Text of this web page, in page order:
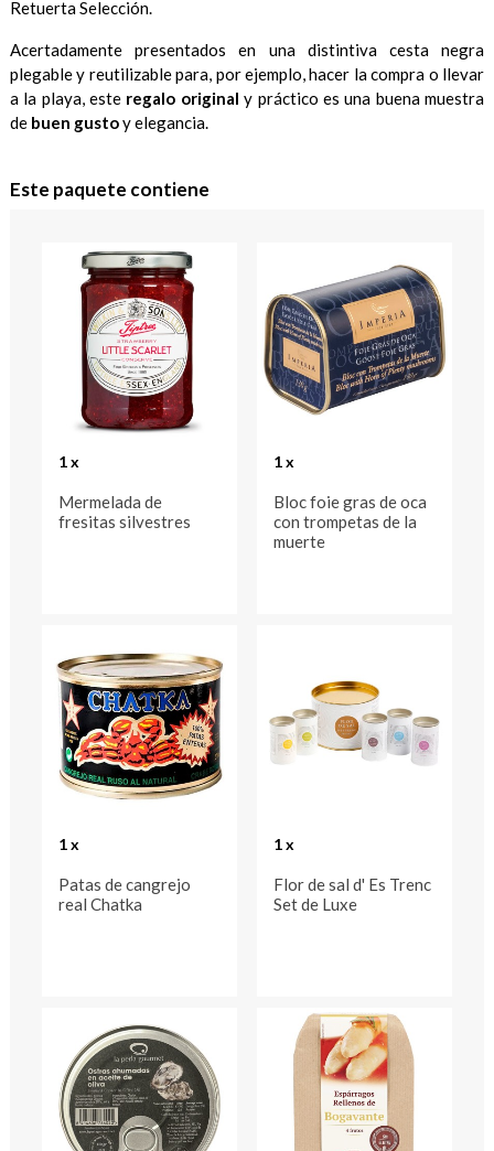
Retuerta Selección.
Acertadamente presentados en una distintiva cesta negra
plegable y reutilizable para, por ejemplo, hacer la compra o llevar
a la playa, este regalo original y práctico es una buena muestra
de buen gustoy elegancia.
Este paquete contiene
1 x
Mermelada de
fresitas silvestres
1 x
Bloc foie gras de oca
con trompetas de la
muerte
1 x
Patas de cangrejo
real Chatka
1 x
Flor de sal d' Es Trenc
Set de Luxe